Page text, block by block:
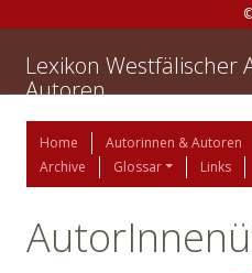
Lexikon Westfälischer
Autoren
Home Autorinnen & Autoren
Archive
Glossar Links